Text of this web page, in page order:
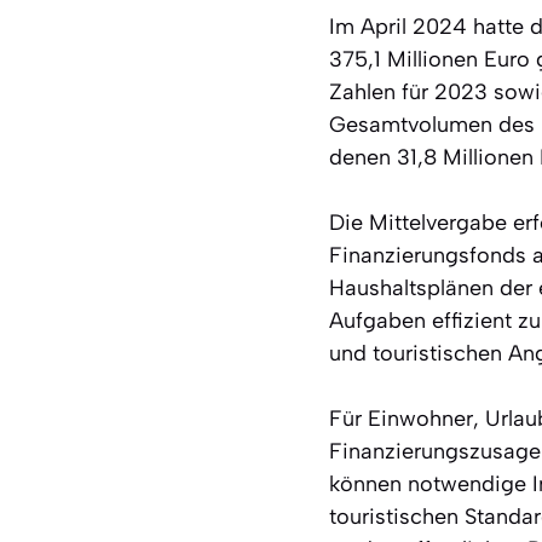
Im April 2024 hatte
375,1 Millionen
Zahlen für 2023
Gesamtvolumen
denen 31,8
Die Mittelvergabe
Finanzierungsfonds
Haushaltsplänen
Aufgaben effizient
und touristischen
Für Einwohner,
können notwendige
touristischen